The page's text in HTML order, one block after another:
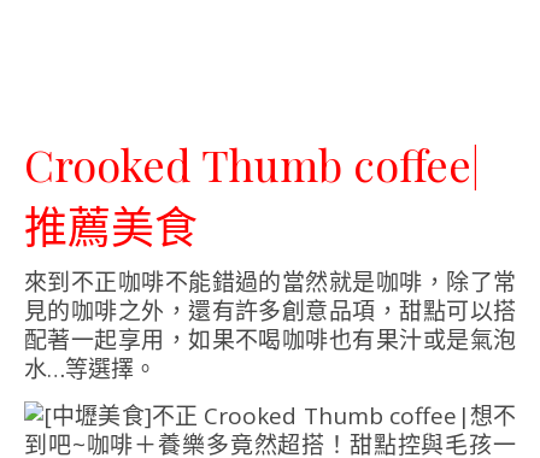
Crooked Thumb coffee|
推薦美食
來到不正咖啡不能錯過的當然就是咖啡，除了常
見的咖啡之外，還有許多創意品項，甜點可以搭
配著一起享用，如果不喝咖啡也有果汁或是氣泡
水…等選擇。